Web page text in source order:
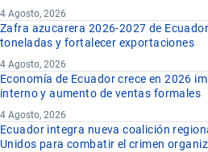
4 Agosto, 2026
Zafra azucarera 2026-2027 de
toneladas y fortalecer exportaciones
4 Agosto, 2026
Economía de Ecuador crece en 2026
interno y aumento de ventas formales
4 Agosto, 2026
Ecuador integra nueva coalición
Unidos para combatir el crimen